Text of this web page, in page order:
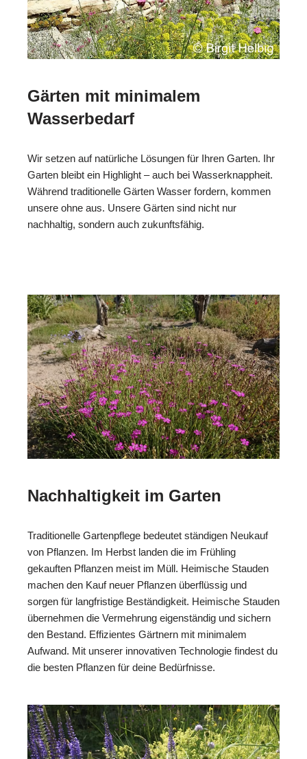
Gärten mit minimalem
Wasserbedarf
Wir setzen auf natürliche Lösungen für Ihren Garten. Ihr
Garten bleibt ein Highlight – auch bei Wasserknappheit.
Während traditionelle Gärten Wasser fordern, kommen
unsere ohne aus. Unsere Gärten sind nicht nur
nachhaltig, sondern auch zukunftsfähig.
Nachhaltigkeit im Garten
Traditionelle Gartenpflege bedeutet ständigen Neukauf
von Pflanzen. Im Herbst landen die im Frühling
gekauften Pflanzen meist im Müll. Heimische Stauden
machen den Kauf neuer Pflanzen überflüssig und
sorgen für langfristige Beständigkeit. Heimische Stauden
übernehmen die Vermehrung eigenständig und sichern
den Bestand. Effizientes Gärtnern mit minimalem
Aufwand. Mit unserer innovativen Technologie findest du
die besten Pflanzen für deine Bedürfnisse.